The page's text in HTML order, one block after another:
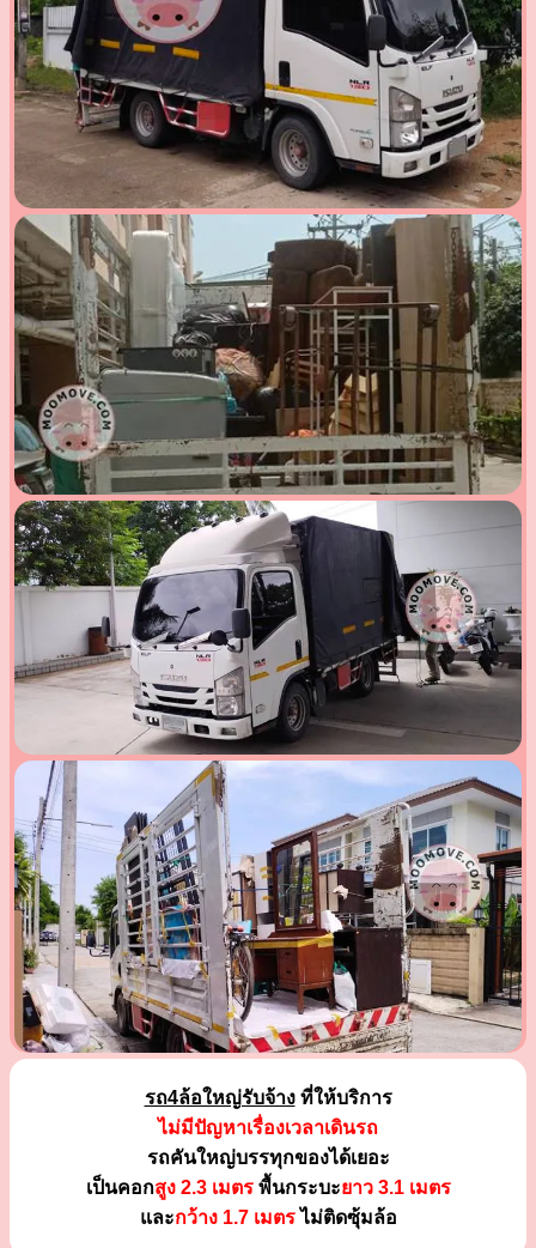
รถ4ล้อใหญ่รับจ้างที่ให้บริการ
ไม่มีปัญหาเรื่องเวลาเดินรถ
รถคันใหญ่บรรทุกของได้เยอะ
เป็นคอกสูง 2.3 เมตรพื้นกระบะยาว 3.1 เมตร
และกว้าง 1.7 เมตรไม่ติดซุ้มล้อ